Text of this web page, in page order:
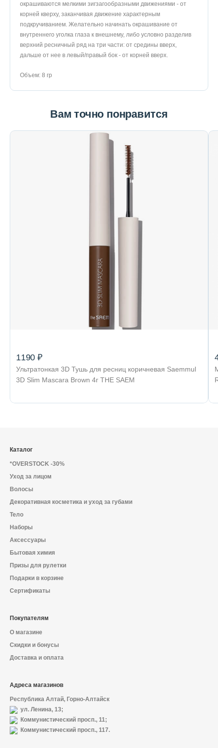
окрашиваются мелкими зигзагообразными движениями - от
корней кверху, заканчивая движение характерным
подкручиванием. Желательно начинать окрашивание от
внутреннего уголка глаза к внешнему, либо условно разделив
верхний ресничный ряд на три части: от средины вверх,
дальше от нее в левый/правый бок - от корней вверх.
Объем: 8 гр
Вам точно понравится
1190 ₽
Ультратонкая 3D Тушь для ресниц коричневая Saemmul
3D Slim Mascara Brown 4г THE SAEM
Каталог
*OVERSTOCK -30%
Уход за лицом
Волосы
Декоративная косметика и уход за губами
Тело
Наборы
Аксессуары
Бытовая химия
Призы для рулетки
Подарки в корзине
Сертификаты
Покупателям
О магазине
Скидки и бонусы
Доставка и оплата
Адреса магазинов
Республика Алтай, Горно-Алтайск
ул. Ленина, 13;
Коммунистический просп., 11;
Коммунистический просп., 117.